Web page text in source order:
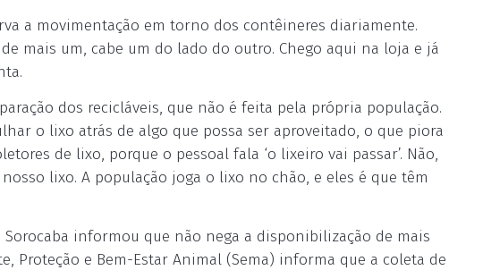
a movimentação em torno dos contêineres diariamente.
mais um, cabe um do lado do outro. Chego aqui na loja e já
dos recicláveis, que não é feita pela própria população.
o lixo atrás de algo que possa ser aproveitado, o que piora
de lixo, porque o pessoal fala ‘o lixeiro vai passar’. Não,
lixo. A população joga o lixo no chão, e eles é que têm
informou que não nega a disponibilização de mais
Proteção e Bem-Estar Animal (Sema) informa que a coleta de